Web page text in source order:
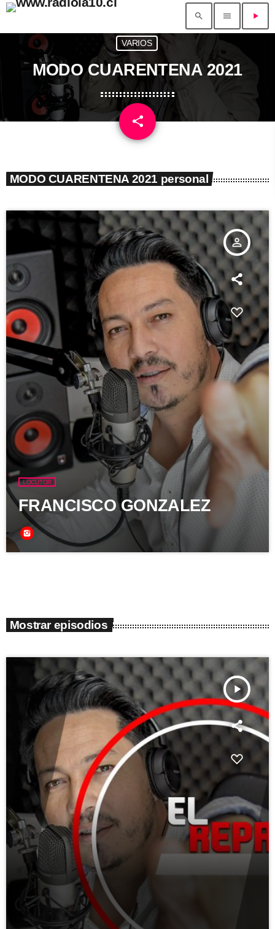
search menu play_arrow
VARIOS
MODO CUARENTENA 2021
share
email
MODO CUARENTENA 2021 personal
person_outline
LOCUTOR
FRANCISCO GONZALEZ
Mostrar episodios
play_arrow